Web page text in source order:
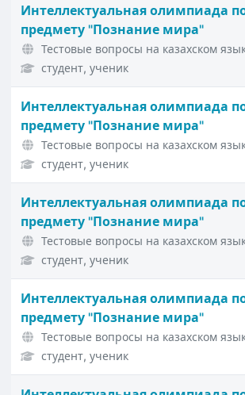
Интеллектуальная олимпиада
предмету "Познание мира"
Тестовые вопросы на казахском
студент, ученик
Интеллектуальная олимпиада
предмету "Познание мира"
Тестовые вопросы на казахском
студент, ученик
Интеллектуальная олимпиада
предмету "Познание мира"
Тестовые вопросы на казахском
студент, ученик
Интеллектуальная олимпиада
предмету "Познание мира"
Тестовые вопросы на казахском
студент, ученик